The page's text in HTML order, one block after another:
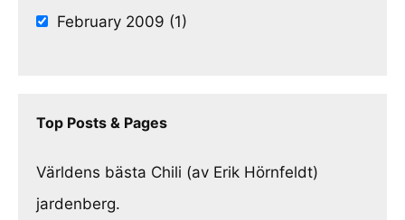
February 2009 (1)
Top Posts & Pages
Världens bästa Chili (av Erik Hörnfeldt)
jardenberg.